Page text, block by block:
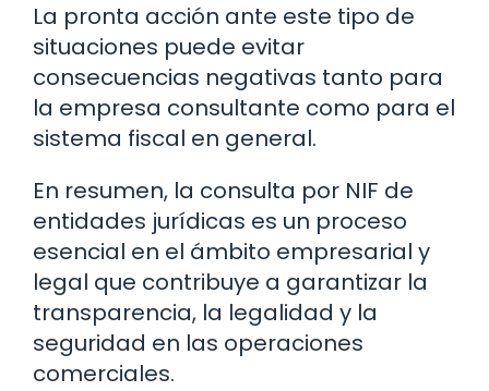
La pronta acción ante este tipo de
situaciones puede evitar
consecuencias negativas tanto para
la empresa consultante como para el
sistema fiscal en general.
En resumen, la consulta por NIF de
entidades jurídicas es un proceso
esencial en el ámbito empresarial y
legal que contribuye a garantizar la
transparencia, la legalidad y la
seguridad en las operaciones
comerciales.